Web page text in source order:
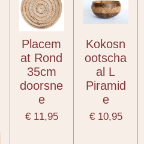
Placem
at Rond
35cm
doorsne
e
€ 11,95
Kokosn
ootscha
al L
Piramid
e
€ 10,95